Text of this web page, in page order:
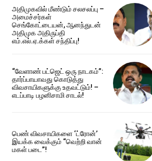
அதிமுகவில் மீண்டும் சலசலப்பு –
அமைச்சர்கள்
செங்கோட்டையன், ஆனந்துடன்
அதிமுக அதிருப்தி
எம்.எல்.ஏ.க்கள் சந்திப்பு!
“வேளாண் பட்ஜெட் ஒரு நாடகம்”:
தார்ப்பாயாவது கொடுத்து
விவசாயிகளுக்கு உதவட்டும்! –
எடப்பாடி பழனிசாமி சாடல்!
பெண் விவசாயிகளை ‘ட்ரோன்’
இயக்க வைக்கும் “வெற்றி வான்
மகள் படை”!